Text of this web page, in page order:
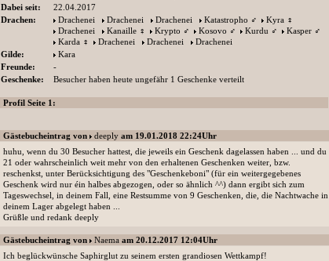
Dabei seit:
22.04.2017
Drachen:
Drachenei Drachenei Drachenei Katastropho ♂ Kyra ♀
Drachenei
Kanaille ♀ Krypto ♂ Kosovo ♂ Kurdu ♂ Kasper ♂
Karda ♀ Drachenei Drachenei
Drachenei
Gilde:
Kara
Freunde:
-
Geschenke:
Besucher haben heute ungefähr 1 Geschenke verteilt
Profil Seite 1:
Gästebucheintrag von deeply am 19.01.2018 22:24Uhr
huhu, wenn du 30 Besucher hattest, die jeweils ein Geschenk dagelassen haben ... und du
21 oder wahrscheinlich weit mehr von den erhaltenen Geschenken weiter, bzw.
reschenkst, unter Berücksichtigung des "Geschenkeboni" (für ein weitergegebenes
Geschenk wird nur éin halbes abgezogen, oder so ähnlich ^^) dann ergibt sich zum
Tageswechsel, in deinem Fall, eine Restsumme von 9 Geschenken, die, die Nachtwache in
deinem Lager abgelegt haben ...
Grüßle und redank deeply
Gästebucheintrag von Naema am 20.12.2017 12:04Uhr
Ich beglückwünsche Saphirglut zu seinem ersten grandiosen Wettkampf!